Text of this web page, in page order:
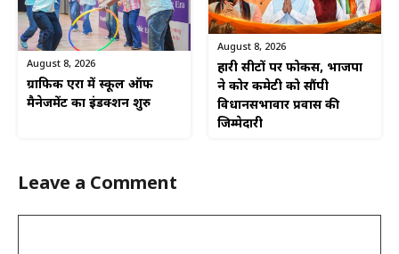
August 8, 2026
ग्राफिक एरा में स्कूल ऑफ
मैनेजमेंट का इंडक्शन शुरु
August 8, 2026
हारी सीटों पर फोकस, भाजपा
ने कोर कमेटी को सौंपी
विधानसभावार प्रवास की
जिम्मेदारी
Leave a Comment